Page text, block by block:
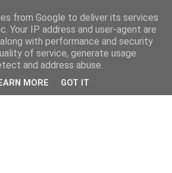
from Google to deliver its services
Your IP address and user-agent are
with performance and security
of service, generate usage
and address abuse.
MORE GOT IT